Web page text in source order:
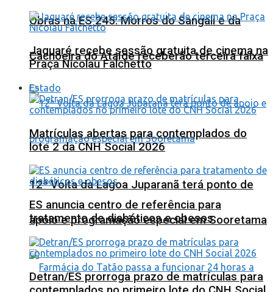
Obras na ES 245: Morros do Sangali e da
Cachoeira do Ataíde receberão terceira faixa
12ª Volta da Lagoa Juparanã terá ponto de
apoio e programação especial em Sooretama
Jaguaré recebe sessão gratuita de cinema na
Praça Nicolau Falchetto
Estado
Matrículas abertas para contemplados do
lote 2 da CNH Social 2026
ES anuncia centro de referência para
tratamento de diabéticos e obesos
Detran/ES prorroga prazo de matrículas para